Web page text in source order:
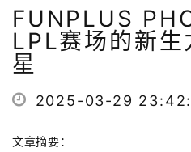
FUNPLUS
LPL赛场的新生
星
2025-03-29
文章摘要：